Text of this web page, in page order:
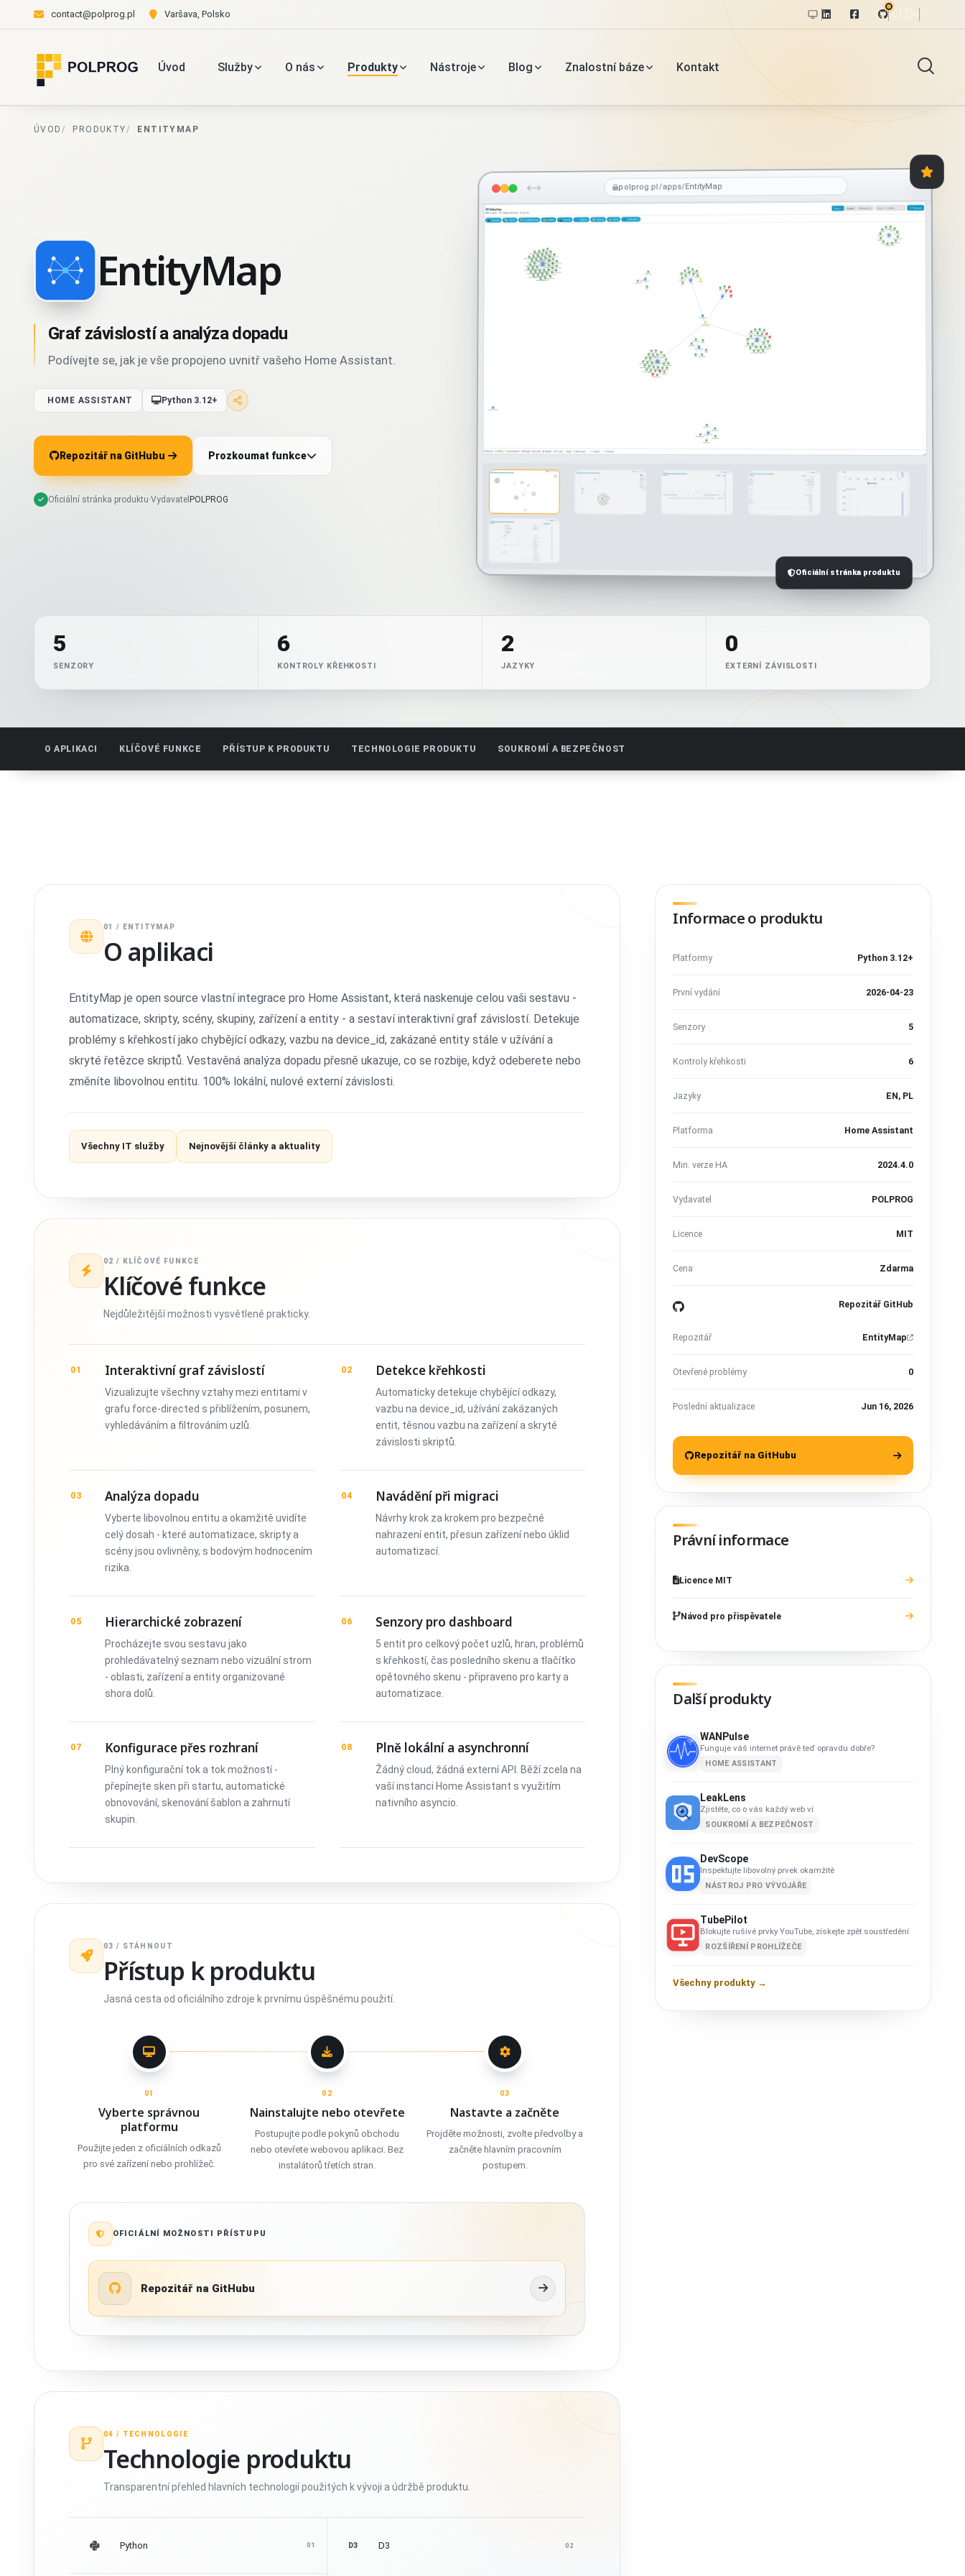
contact@polprog.pl Varšava, Polsko 🇨🇿
Úvod Služby O nás Produkty Nástroje Blog Znalostní báze Kontakt
ÚVOD PRODUKTY ENTITYMAP
EntityMap
Graf závislostí a analýza dopadu
Podívejte se, jak je vše propojeno uvnitř vašeho Home Assistant.
HOME ASSISTANT Python 3.12+
Repozitář na GitHubu Prozkoumat funkce
Oficiální stránka produktu·VydavatelPOLPROG
polprog.pl/apps/EntityMap
Oficiální stránka produktu
5
SENZORY
6
KONTROLY KŘEHKOSTI
2
JAZYKY
0
EXTERNÍ ZÁVISLOSTI
O APLIKACI KLÍČOVÉ FUNKCE PŘÍSTUP K PRODUKTU TECHNOLOGIE PRODUKTU SOUKROMÍ A BEZPEČNOST
01 / ENTITYMAP
O aplikaci
EntityMap je open source vlastní integrace pro Home Assistant, která naskenuje celou vaši sestavu -
automatizace, skripty, scény, skupiny, zařízení a entity - a sestaví interaktivní graf závislostí. Detekuje
problémy s křehkostí jako chybějící odkazy, vazbu na device_id, zakázané entity stále v užívání a
skryté řetězce skriptů. Vestavěná analýza dopadu přesně ukazuje, co se rozbije, když odeberete nebo
změníte libovolnou entitu. 100% lokální, nulové externí závislosti.
Všechny IT služby Nejnovější články a aktuality
02 / KLÍČOVÉ FUNKCE
Klíčové funkce
Nejdůležitější možnosti vysvětlené prakticky.
01 Interaktivní graf závislostí
Vizualizujte všechny vztahy mezi entitami v
grafu force-directed s přiblížením, posunem,
vyhledáváním a filtrováním uzlů.
02 Detekce křehkosti
Automaticky detekuje chybějící odkazy,
vazbu na device_id, užívání zakázaných
entit, těsnou vazbu na zařízení a skryté
závislosti skriptů.
03 Analýza dopadu
Vyberte libovolnou entitu a okamžitě uvidíte
celý dosah - které automatizace, skripty a
scény jsou ovlivněny, s bodovým hodnocením
rizika.
04 Navádění při migraci
Návrhy krok za krokem pro bezpečné
nahrazení entit, přesun zařízení nebo úklid
automatizací.
05 Hierarchické zobrazení
Procházejte svou sestavu jako
prohledávatelný seznam nebo vizuální strom
- oblasti, zařízení a entity organizované
shora dolů.
06 Senzory pro dashboard
5 entit pro celkový počet uzlů, hran, problémů
s křehkostí, čas posledního skenu a tlačítko
opětovného skenu - připraveno pro karty a
automatizace.
07 Konfigurace přes rozhraní
Plný konfigurační tok a tok možností -
přepínejte sken při startu, automatické
obnovování, skenování šablon a zahrnutí
skupin.
08 Plně lokální a asynchronní
Žádný cloud, žádná externí API. Běží zcela na
vaší instanci Home Assistant s využitím
nativního asyncio.
03 / STÁHNOUT
Přístup k produktu
Jasná cesta od oficiálního zdroje k prvnímu úspěšnému použití.
01
Vyberte správnou
platformu
Použijte jeden z oficiálních odkazů
pro své zařízení nebo prohlížeč.
02
Nainstalujte nebo otevřete
Postupujte podle pokynů obchodu
nebo otevřete webovou aplikaci. Bez
instalátorů třetích stran.
03
Nastavte a začněte
Projděte možnosti, zvolte předvolby a
začněte hlavním pracovním
postupem.
OFICIÁLNÍ MOŽNOSTI PŘÍSTUPU
Repozitář na GitHubu
04 / TECHNOLOGIE
Technologie produktu
Transparentní přehled hlavních technologií použitých k vývoji a údržbě produktu.
Python 01 D3 D3 02
Informace o produktu
Platformy Python 3.12+
První vydání 2026-04-23
Senzory 5
Kontroly křehkosti 6
Jazyky EN, PL
Platforma Home Assistant
Min. verze HA 2024.4.0
Vydavatel POLPROG
Licence MIT
Cena Zdarma
Repozitář GitHub
Repozitář EntityMap
Otevřené problémy 0
Poslední aktualizace Jun 16, 2026
Repozitář na GitHubu
Právní informace
Licence MIT
Návod pro přispěvatele
Další produkty
WANPulse
Funguje váš internet právě teď opravdu dobře?
HOME ASSISTANT
LeakLens
Zjistěte, co o vás každý web ví
SOUKROMÍ A BEZPEČNOST
DevScope
Inspektujte libovolný prvek okamžitě
NÁSTROJ PRO VÝVOJÁŘE
TubePilot
Blokujte rušivé prvky YouTube, získejte zpět soustředění
ROZŠÍŘENÍ PROHLÍŽEČE
Všechny produkty →